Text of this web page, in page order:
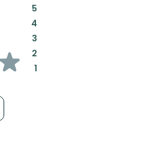
5:
4:
3:
2:
1: